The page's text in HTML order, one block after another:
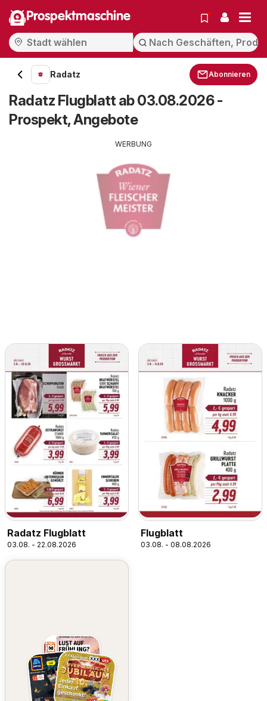
Prospektmaschine
Radatz Abonnieren
Radatz Flugblatt ab 03.08.2026 -
Prospekt, Angebote
WERBUNG
Radatz Flugblatt
03.08. - 22.08.2026
Flugblatt
03.08. - 08.08.2026